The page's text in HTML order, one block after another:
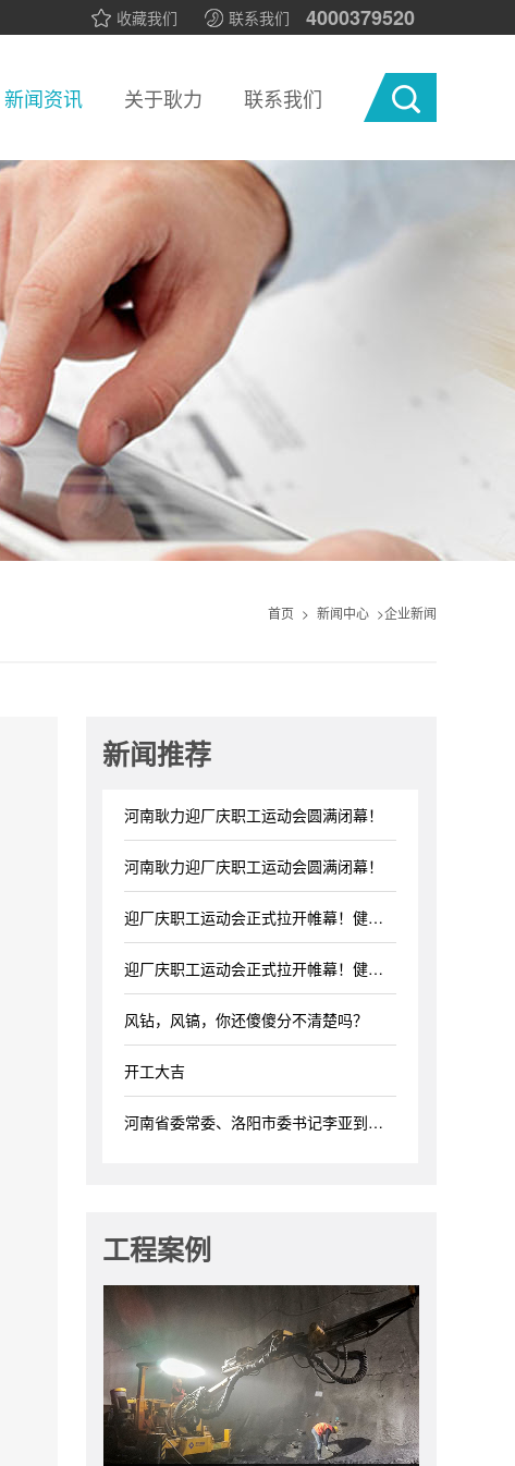
收藏我们 联系我们 4000379520
新闻资讯 关于耿力 联系我们
首页 > 新闻中心 >企业新闻
新闻推荐
河南耿力迎厂庆职工运动会圆满闭幕！
河南耿力迎厂庆职工运动会圆满闭幕！
迎厂庆职工运动会正式拉开帷幕！健康生活、快乐工作！
迎厂庆职工运动会正式拉开帷幕！健康生活、快乐工作！
风钻，风镐，你还傻傻分不清楚吗？
开工大吉
河南省委常委、洛阳市委书记李亚到我司调研！
工程案例